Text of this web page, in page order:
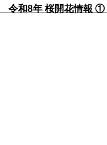
令和8年 桜開花情報 ①